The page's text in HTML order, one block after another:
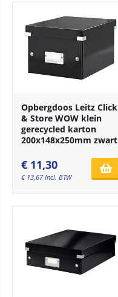
Opbergdoos Leitz Click
& Store WOW klein
gerecycled karton
200x148x250mm zwart
€ 11,30
€ 13,67 Incl. BTW